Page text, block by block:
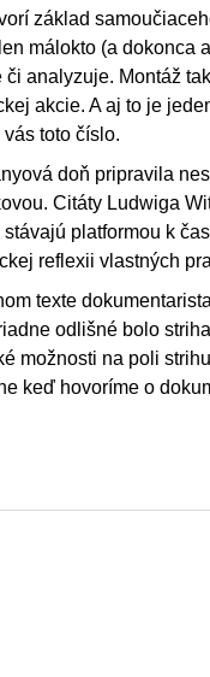
základ
málokto (a dokonca
či analyzuje. Montáž
akcie. A aj to je
toto číslo.
doň pripravila
Citáty Ludwiga
platformou k
reflexii vlastných
texte
odlišné bolo
možnosti na poli
keď hovoríme o